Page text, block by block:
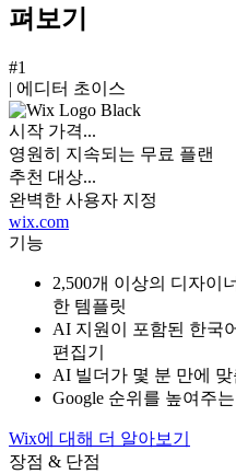
펴보기
#1
| 에디터 초이스
시작 가격...
영원히 지속되는 무료 플랜
추천 대상...
완벽한 사용자 지정
wix.com
기능
2,500개 이상의 디자이
한 템플릿
AI 지원이 포함된 한국
편집기
AI 빌더가 몇 분 만에
Google 순위를 높여주
Wix에 대해 더 알아보기
장점 & 단점